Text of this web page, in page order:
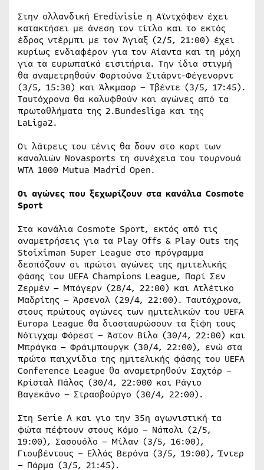
Στην ολλανδική Eredivisie η Αϊντχόφεν έχει
κατακτήσει με άνεση τον τίτλο και το εκτός
έδρας ντέρμπι με τον Άγιαξ (2/5, 21:00) έχει
κυρίως ενδιαφέρον για τον Αίαντα και τη μάχη
για τα ευρωπαϊκά εισιτήρια. Την ίδια στιγμή
θα αναμετρηθούν Φορτούνα Σιτάρντ-Φέγενορντ
(3/5, 15:30) και Άλκμααρ – Τβέντε (3/5, 17:45).
Ταυτόχρονα θα καλυφθούν και αγώνες από τα
πρωταθλήματα της 2.Bundesliga και της
LaLiga2.
Οι λάτρεις του τένις θα δουν στο κορτ των
καναλιών Novasports τη συνέχεια του τουρνουά
WTA 1000 Mutua Madrid Open.
Οι αγώνες που ξεχωρίζουν στα κανάλια Cosmote
Sport
Στα κανάλια Cosmote Sport, εκτός από τις
αναμετρήσεις για τα Play Offs & Play Outs της
Stoiximan Super League στο πρόγραμμα
δεσπόζουν οι πρώτοι αγώνες της ημιτελικής
φάσης του UEFA Champions League, Παρί Σεν
Ζερμέν – Μπάγερν (28/4, 22:00) και Ατλέτικο
Μαδρίτης – Άρσεναλ (29/4, 22:00). Ταυτόχρονα,
στους πρώτους αγώνες των ημιτελικών του UEFA
Europa League θα διασταυρώσουν τα ξίφη τους
Νότιγχαμ Φόρεστ – Άστον Βίλα (30/4, 22:00) και
Μπράγκα – Φράιμπουργκ (30/4, 22:00), ενώ στα
πρώτα παιχνίδια της ημιτελικής φάσης του UEFA
Conference League θα αναμετρηθούν Σαχτάρ –
Κρίσταλ Πάλας (30/4, 22:000 και Ράγιο
Βαγεκάνο – Στρασβούργο (30/4, 22:00).
Στη Serie A και για την 35η αγωνιστική τα
φώτα πέφτουν στους Κόμο – Νάπολι (2/5,
19:00), Σασουόλο – Μίλαν (3/5, 16:00),
Γιουβέντους – Ελλάς Βερόνα (3/5, 19:00), Ίντερ
– Πάρμα (3/5, 21:45).